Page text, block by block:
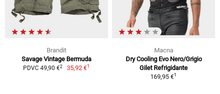
Brandit
Savage Vintage Bermuda
PDVC 49,90 €2 35,92 €1
Macna
Dry Cooling Evo Nero/Grigio
Gilet Refrigidante
169,95 €1